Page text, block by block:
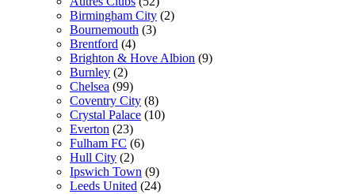
Birmingham City (2)
Bournemouth (3)
Brentford (4)
Brighton & Hove Albion (9)
Burnley (2)
Chelsea (99)
Coventry City (8)
Crystal Palace (10)
Everton (23)
Fulham FC (6)
Hull City (2)
Ipswich Town (9)
Leeds United (24)